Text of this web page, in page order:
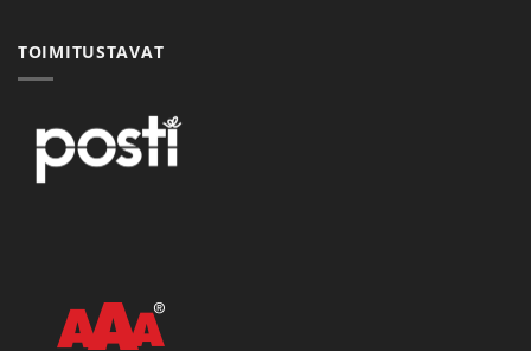
TOIMITUSTAVAT